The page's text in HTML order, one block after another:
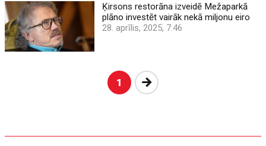
Ķirsons restorāna izveidē Mežaparkā
plāno investēt vairāk nekā miljonu eiro
28. aprīlis, 2025, 7:46
1 Nākošā